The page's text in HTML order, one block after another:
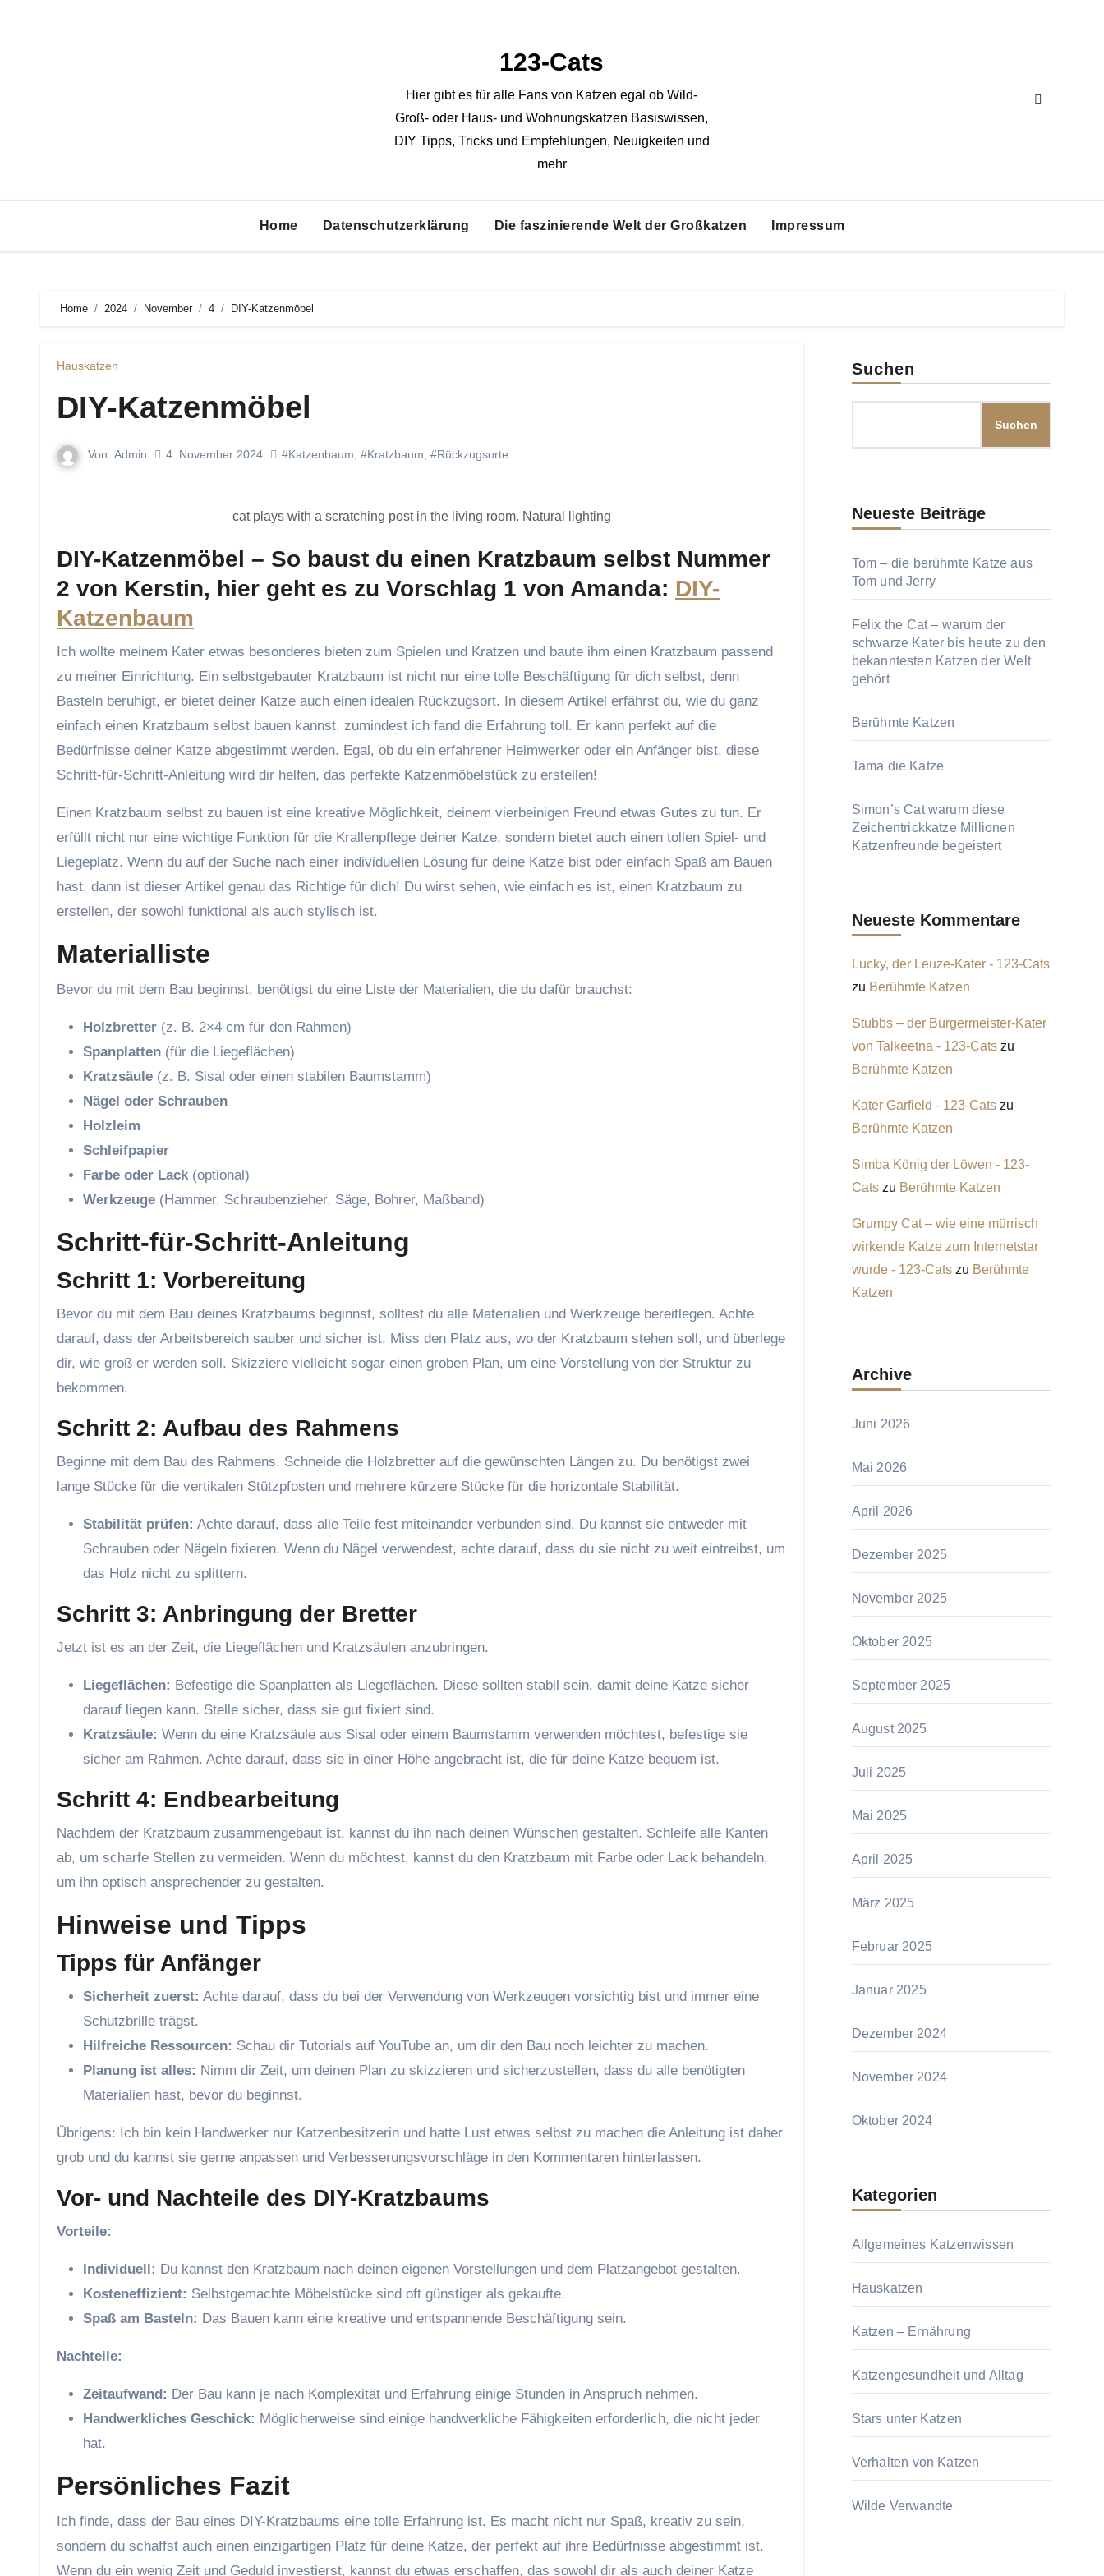
123-Cats
Hier gibt es für alle Fans von Katzen egal ob Wild-
Groß- oder Haus- und Wohnungskatzen Basiswissen,
DIY Tipps, Tricks und Empfehlungen, Neuigkeiten und
mehr
Home Datenschutzerklärung Die faszinierende Welt der Großkatzen Impressum
Home 2024 November 4 DIY-Katzenmöbel
Hauskatzen
DIY-Katzenmöbel
Von Admin 4. November 2024 #Katzenbaum, #Kratzbaum, #Rückzugsorte
cat plays with a scratching post in the living room. Natural lighting
DIY-Katzenmöbel – So baust du einen Kratzbaum selbst Nummer
2 von Kerstin, hier geht es zu Vorschlag 1 von Amanda: DIY-
Katzenbaum
Ich wollte meinem Kater etwas besonderes bieten zum Spielen und Kratzen und baute ihm einen Kratzbaum passend
zu meiner Einrichtung. Ein selbstgebauter Kratzbaum ist nicht nur eine tolle Beschäftigung für dich selbst, denn
Basteln beruhigt, er bietet deiner Katze auch einen idealen Rückzugsort. In diesem Artikel erfährst du, wie du ganz
einfach einen Kratzbaum selbst bauen kannst, zumindest ich fand die Erfahrung toll. Er kann perfekt auf die
Bedürfnisse deiner Katze abgestimmt werden. Egal, ob du ein erfahrener Heimwerker oder ein Anfänger bist, diese
Schritt-für-Schritt-Anleitung wird dir helfen, das perfekte Katzenmöbelstück zu erstellen!
Einen Kratzbaum selbst zu bauen ist eine kreative Möglichkeit, deinem vierbeinigen Freund etwas Gutes zu tun. Er
erfüllt nicht nur eine wichtige Funktion für die Krallenpflege deiner Katze, sondern bietet auch einen tollen Spiel- und
Liegeplatz. Wenn du auf der Suche nach einer individuellen Lösung für deine Katze bist oder einfach Spaß am Bauen
hast, dann ist dieser Artikel genau das Richtige für dich! Du wirst sehen, wie einfach es ist, einen Kratzbaum zu
erstellen, der sowohl funktional als auch stylisch ist.
Materialliste
Bevor du mit dem Bau beginnst, benötigst du eine Liste der Materialien, die du dafür brauchst:
Holzbretter (z. B. 2×4 cm für den Rahmen)
Spanplatten (für die Liegeflächen)
Kratzsäule (z. B. Sisal oder einen stabilen Baumstamm)
Nägel oder Schrauben
Holzleim
Schleifpapier
Farbe oder Lack (optional)
Werkzeuge (Hammer, Schraubenzieher, Säge, Bohrer, Maßband)
Schritt-für-Schritt-Anleitung
Schritt 1: Vorbereitung
Bevor du mit dem Bau deines Kratzbaums beginnst, solltest du alle Materialien und Werkzeuge bereitlegen. Achte
darauf, dass der Arbeitsbereich sauber und sicher ist. Miss den Platz aus, wo der Kratzbaum stehen soll, und überlege
dir, wie groß er werden soll. Skizziere vielleicht sogar einen groben Plan, um eine Vorstellung von der Struktur zu
bekommen.
Schritt 2: Aufbau des Rahmens
Beginne mit dem Bau des Rahmens. Schneide die Holzbretter auf die gewünschten Längen zu. Du benötigst zwei
lange Stücke für die vertikalen Stützpfosten und mehrere kürzere Stücke für die horizontale Stabilität.
Stabilität prüfen: Achte darauf, dass alle Teile fest miteinander verbunden sind. Du kannst sie entweder mit
Schrauben oder Nägeln fixieren. Wenn du Nägel verwendest, achte darauf, dass du sie nicht zu weit eintreibst, um
das Holz nicht zu splittern.
Schritt 3: Anbringung der Bretter
Jetzt ist es an der Zeit, die Liegeflächen und Kratzsäulen anzubringen.
Liegeflächen: Befestige die Spanplatten als Liegeflächen. Diese sollten stabil sein, damit deine Katze sicher
darauf liegen kann. Stelle sicher, dass sie gut fixiert sind.
Kratzsäule: Wenn du eine Kratzsäule aus Sisal oder einem Baumstamm verwenden möchtest, befestige sie
sicher am Rahmen. Achte darauf, dass sie in einer Höhe angebracht ist, die für deine Katze bequem ist.
Schritt 4: Endbearbeitung
Nachdem der Kratzbaum zusammengebaut ist, kannst du ihn nach deinen Wünschen gestalten. Schleife alle Kanten
ab, um scharfe Stellen zu vermeiden. Wenn du möchtest, kannst du den Kratzbaum mit Farbe oder Lack behandeln,
um ihn optisch ansprechender zu gestalten.
Hinweise und Tipps
Tipps für Anfänger
Sicherheit zuerst: Achte darauf, dass du bei der Verwendung von Werkzeugen vorsichtig bist und immer eine
Schutzbrille trägst.
Hilfreiche Ressourcen: Schau dir Tutorials auf YouTube an, um dir den Bau noch leichter zu machen.
Planung ist alles: Nimm dir Zeit, um deinen Plan zu skizzieren und sicherzustellen, dass du alle benötigten
Materialien hast, bevor du beginnst.
Übrigens: Ich bin kein Handwerker nur Katzenbesitzerin und hatte Lust etwas selbst zu machen die Anleitung ist daher
grob und du kannst sie gerne anpassen und Verbesserungsvorschläge in den Kommentaren hinterlassen.
Vor- und Nachteile des DIY-Kratzbaums
Vorteile:
Individuell: Du kannst den Kratzbaum nach deinen eigenen Vorstellungen und dem Platzangebot gestalten.
Kosteneffizient: Selbstgemachte Möbelstücke sind oft günstiger als gekaufte.
Spaß am Basteln: Das Bauen kann eine kreative und entspannende Beschäftigung sein.
Nachteile:
Zeitaufwand: Der Bau kann je nach Komplexität und Erfahrung einige Stunden in Anspruch nehmen.
Handwerkliches Geschick: Möglicherweise sind einige handwerkliche Fähigkeiten erforderlich, die nicht jeder
hat.
Persönliches Fazit
Ich finde, dass der Bau eines DIY-Kratzbaums eine tolle Erfahrung ist. Es macht nicht nur Spaß, kreativ zu sein,
sondern du schaffst auch einen einzigartigen Platz für deine Katze, der perfekt auf ihre Bedürfnisse abgestimmt ist.
Wenn du ein wenig Zeit und Geduld investierst, kannst du etwas erschaffen, das sowohl dir als auch deiner Katze
Suchen
Suchen
Neueste Beiträge
Tom – die berühmte Katze aus
Tom und Jerry
Felix the Cat – warum der
schwarze Kater bis heute zu den
bekanntesten Katzen der Welt
gehört
Berühmte Katzen
Tama die Katze
Simon’s Cat warum diese
Zeichentrickkatze Millionen
Katzenfreunde begeistert
Neueste Kommentare
Lucky, der Leuze-Kater - 123-Cats
zu Berühmte Katzen
Stubbs – der Bürgermeister-Kater
von Talkeetna - 123-Catszu
Berühmte Katzen
Kater Garfield - 123-Catszu
Berühmte Katzen
Simba König der Löwen - 123-
Catszu Berühmte Katzen
Grumpy Cat – wie eine mürrisch
wirkende Katze zum Internetstar
wurde - 123-Catszu Berühmte
Katzen
Archive
Juni 2026
Mai 2026
April 2026
Dezember 2025
November 2025
Oktober 2025
September 2025
August 2025
Juli 2025
Mai 2025
April 2025
März 2025
Februar 2025
Januar 2025
Dezember 2024
November 2024
Oktober 2024
Kategorien
Allgemeines Katzenwissen
Hauskatzen
Katzen – Ernährung
Katzengesundheit und Alltag
Stars unter Katzen
Verhalten von Katzen
Wilde Verwandte